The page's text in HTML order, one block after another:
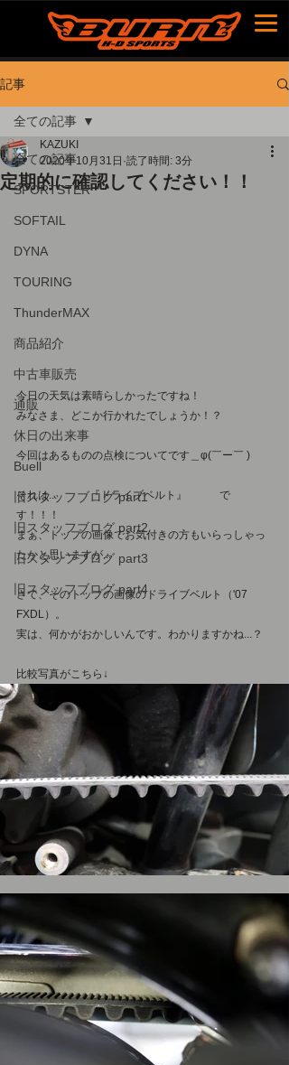
記事
全ての記事
SPORTSTER
SOFTAIL
DYNA
TOURING
ThunderMAX
商品紹介
中古車販売
通販
休日の出来事
Buell
旧スタッフブログ part1
旧スタッフブログ part2
旧スタッフブログ part3
旧スタッフブログ part4
全ての記事
定期的に確認してください！！
KAZUKI
2020年10月31日 読了時間: 3分
今日の天気は素晴らしかったですね！
みなさま、どこか行かれたでしょうか！？
今回はあるものの点検についてです＿φ(￣ー￣ )
それは...　　　『ドライブベルト』　　　で
す！！！
まぁ、トップの画像でお気付きの方もいらっしゃっ
たかと思いますが...
さて、そのトップの画像のドライブベルト（'07
FXDL）。
実は、何かがおかしいんです。わかりますかね...？
比較写真がこちら↓